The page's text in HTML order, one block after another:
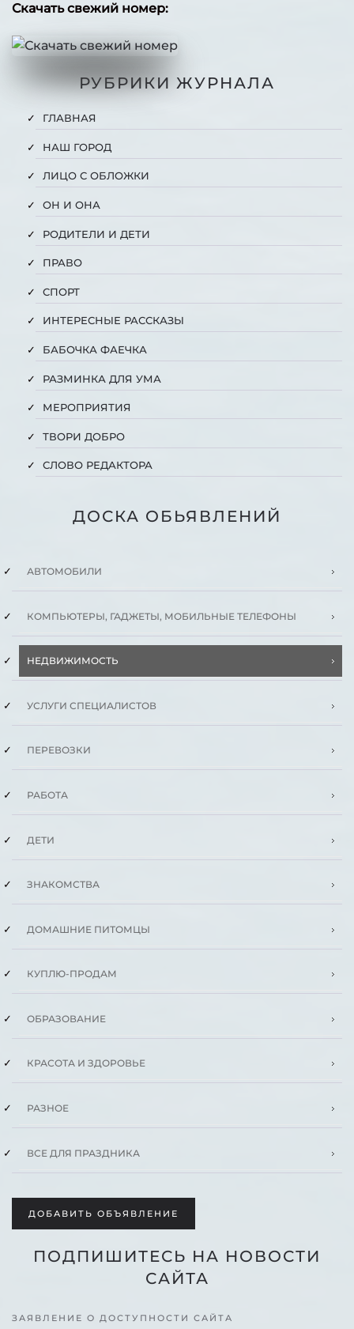
Скачать свежий номер:
РУБРИКИ ЖУРНАЛА
ГЛАВНАЯ
НАШ ГОРОД
ЛИЦО С ОБЛОЖКИ
ОН И ОНА
РОДИТЕЛИ И ДЕТИ
ПРАВО
СПОРТ
ИНТЕРЕСНЫЕ РАССКАЗЫ
БАБОЧКА ФАЕЧКА
РАЗМИНКА ДЛЯ УМА
МЕРОПРИЯТИЯ
ТВОРИ ДОБРО
СЛОВО РЕДАКТОРА
ДОСКА ОБЬЯВЛЕНИЙ
АВТОМОБИЛИ
КОМПЬЮТЕРЫ, ГАДЖЕТЫ, МОБИЛЬНЫЕ ТЕЛЕФОНЫ
НЕДВИЖИМОСТЬ
УСЛУГИ СПЕЦИАЛИСТОВ
ПЕРЕВОЗКИ
РАБОТА
ДЕТИ
ЗНАКОМСТВА
ДОМАШНИЕ ПИТОМЦЫ
КУПЛЮ-ПРОДАМ
ОБРАЗОВАНИЕ
КРАСОТА И ЗДОРОВЬЕ
РАЗНОЕ
ВСЕ ДЛЯ ПРАЗДНИКА
ДОБАВИТЬ ОБЪЯВЛЕНИЕ
ПОДПИШИТЕСЬ НА НОВОСТИ
САЙТА
ЗАЯВЛЕНИЕ О ДОСТУПНОСТИ САЙТА